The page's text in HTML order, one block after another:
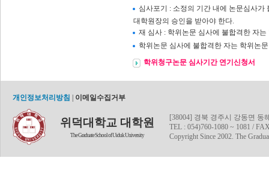
심사포기 : 소정의 기간 내에 논문심사
대학원장의 승인을 받아야 한다.
재 심사 : 학위논문 심사에 불합격한 자
학위논문 심사에 불합격한 자는 학위논
학위청구논문 심사기간 연기신청서
개인정보처리방침 이메일수집거부
위덕대학교 대학원
The Graduate School of Uiduk University
[38004] 경북 경주시 강동면 동
TEL : 054)760-1080 ~ 1081 /
Copyright Since 2002. The